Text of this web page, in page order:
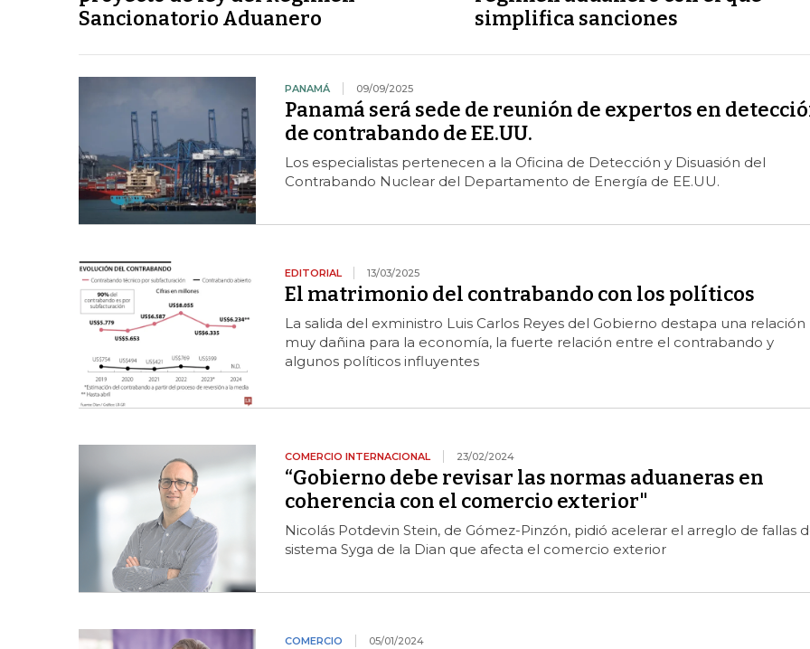
Sancionatorio Aduanero
simplifica sanciones
PANAMÁ 09/09/2025
Panamá será sede de reunión de expertos en
de contrabando de EE.UU.
Los especialistas pertenecen a la Oficina de Detección y Disuasión del
Contrabando Nuclear del Departamento de Energía de EE.UU.
EDITORIAL 13/03/2025
El matrimonio del contrabando con los políticos
La salida del exministro Luis Carlos Reyes del Gobierno destapa una relación
muy dañina para la economía, la fuerte relación entre el contrabando y
algunos políticos influyentes
COMERCIO INTERNACIONAL 23/02/2024
“Gobierno debe revisar las normas aduaneras en
coherencia con el comercio exterior"
Nicolás Potdevin Stein, de Gómez-Pinzón, pidió acelerar el arreglo de fallas
sistema Syga de la Dian que afecta el comercio exterior
COMERCIO 05/01/2024